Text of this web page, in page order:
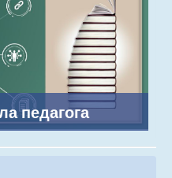
педагога